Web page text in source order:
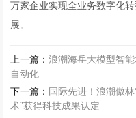
万家企业实现全业务数字化
展。
上一篇：浪潮海岳大模型智
自动化
下一篇： 国际先进！浪潮傲
术”获得科技成果认定